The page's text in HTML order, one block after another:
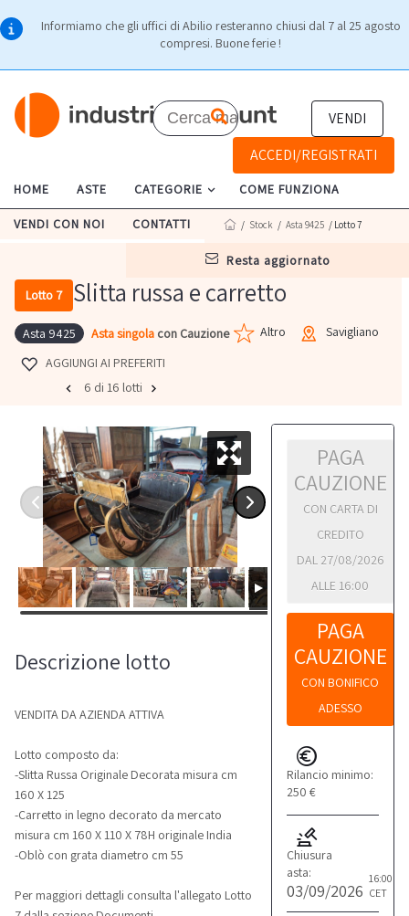
Informiamo che gli uffici di Abilio resteranno chiusi dal 7 al 25 agosto
compresi. Buone ferie !
VENDI
ACCEDI/REGISTRATI
HOME ASTE CATEGORIE COME FUNZIONA
VENDI CON NOI CONTATTI
resta aggiornato
/ Stock / Asta 9425 / Lotto 7
Lotto 7 Slitta russa e carretto
Asta 9425 Asta singola con Cauzione Altro
Savigliano
AGGIUNGI AI PREFERITI
6 di 16 lotti
PAGA
CAUZIONE
CON CARTA DI
CREDITO
DAL 27/08/2026
ALLE 16:00
PAGA
CAUZIONE
CON BONIFICO
ADESSO
Rilancio minimo:
250 €
Chiusura
asta:
03/09/2026
16:00
CET
Descrizione lotto
VENDITA DA AZIENDA ATTIVA
Lotto composto da:
-Slitta Russa Originale Decorata misura cm
160 X 125
-Carretto in legno decorato da mercato
misura cm 160 X 110 X 78H originale India
-Oblò con grata diametro cm 55
Per maggiori dettagli consulta l'allegato Lotto